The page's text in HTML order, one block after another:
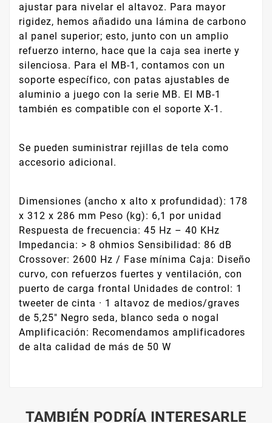
ajustar para nivelar el altavoz. Para mayor
rigidez, hemos añadido una lámina de carbono
al panel superior; esto, junto con un amplio
refuerzo interno, hace que la caja sea inerte y
silenciosa. Para el MB-1, contamos con un
soporte específico, con patas ajustables de
aluminio a juego con la serie MB. El MB-1
también es compatible con el soporte X-1.
Se pueden suministrar rejillas de tela como
accesorio adicional.
Dimensiones (ancho x alto x profundidad): 178
x 312 x 286 mm Peso (kg): 6,1 por unidad
Respuesta de frecuencia: 45 Hz – 40 KHz
Impedancia: > 8 ohmios Sensibilidad: 86 dB
Crossover: 2600 Hz / Fase mínima Caja: Diseño
curvo, con refuerzos fuertes y ventilación, con
puerto de carga frontal Unidades de control: 1
tweeter de cinta · 1 altavoz de medios/graves
de 5,25″ Negro seda, blanco seda o nogal
Amplificación: Recomendamos amplificadores
de alta calidad de más de 50 W
TAMBIÉN PODRÍA INTERESARLE